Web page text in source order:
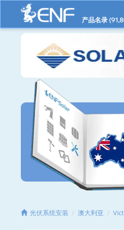
产品名录 (
光伏系统安装 澳大利亚